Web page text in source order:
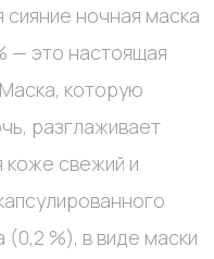
ночная маска
— это настоящая
которую
разглаживает
коже свежий и
(0,2 %), в виде маски